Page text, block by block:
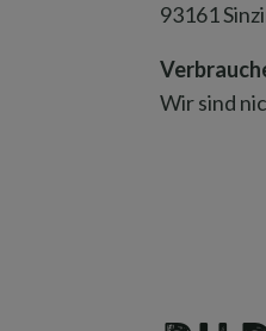
93161
Wir sind